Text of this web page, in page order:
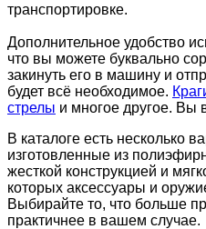
транспортировке.
Дополнительное удобство
что вы можете буквально
закинуть его в машину и
будет всё необходимое.
стрелы и многое другое. Вы
В каталоге есть несколько
изготовленные из
жесткой конструкцией и
которых аксессуары и
Выбирайте то, что больше
практичнее в вашем случае.